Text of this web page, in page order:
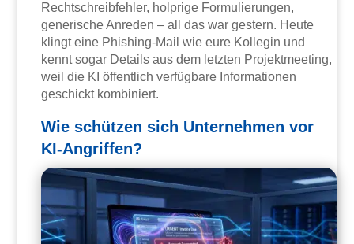
Rechtschreibfehler, holprige Formulierungen,
generische Anreden – all das war gestern. Heute
klingt eine Phishing-Mail wie eure Kollegin und
kennt sogar Details aus dem letzten Projektmeeting,
weil die KI öffentlich verfügbare Informationen
geschickt kombiniert.
Wie schützen sich Unternehmen vor
KI-Angriffen?